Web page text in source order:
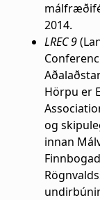
2014.
LREC 9
Hörpu er
og
innan